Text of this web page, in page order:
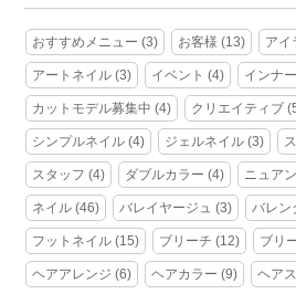
おすすめメニュー (3) お客様 (13) アイ
アートネイル (3) イベント (4) インナ
カットモデル募集中 (4) クリエイティブ
シンプルネイル (4) ジェルネイル (3)
スタッフ (4) ダブルカラー (4) ニュア
ネイル (46) バレイヤージュ (3) バレン
フットネイル (15) ブリーチ (12) ブリ
ヘアアレンジ (6) ヘアカラー (9) ヘア